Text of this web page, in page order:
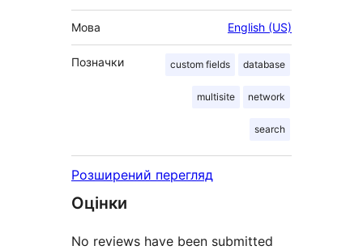
Мова English (US)
Позначки custom fields database
multisite network
search
Розширений перегляд
Оцінки
No reviews have been submitted